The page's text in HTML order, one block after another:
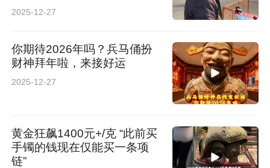
2025-12-27
你期待2026年吗？兵马俑扮
财神拜年啦，来接好运
2025-12-27
黄金狂飙1400元+/克 “此前买
手镯的钱现在仅能买一条项
链”